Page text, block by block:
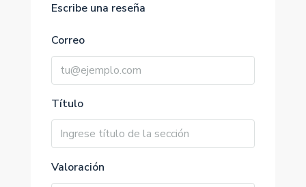
Escribe una reseña
Correo
Título
Valoración